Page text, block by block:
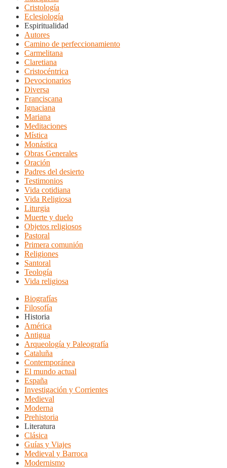
Cristología
Eclesiología
Espiritualidad
Autores
Camino de perfeccionamiento
Carmelitana
Claretiana
Cristocéntrica
Devocionarios
Diversa
Franciscana
Ignaciana
Mariana
Meditaciones
Mística
Monástica
Obras Generales
Oración
Padres del desierto
Testimonios
Vida cotidiana
Vida Religiosa
Liturgia
Muerte y duelo
Objetos religiosos
Pastoral
Primera comunión
Religiones
Santoral
Teología
Vida religiosa
Biografías
Filosofía
Historia
América
Antigua
Arqueología y Paleografía
Cataluña
Contemporánea
El mundo actual
España
Investigación y Corrientes
Medieval
Moderna
Prehistoria
Literatura
Clásica
Guías y Viajes
Medieval y Barroca
Modernismo